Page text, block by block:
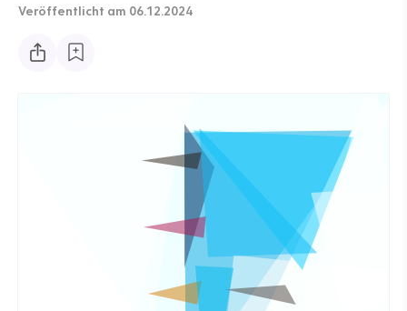
Veröffentlicht am 06.12.2024